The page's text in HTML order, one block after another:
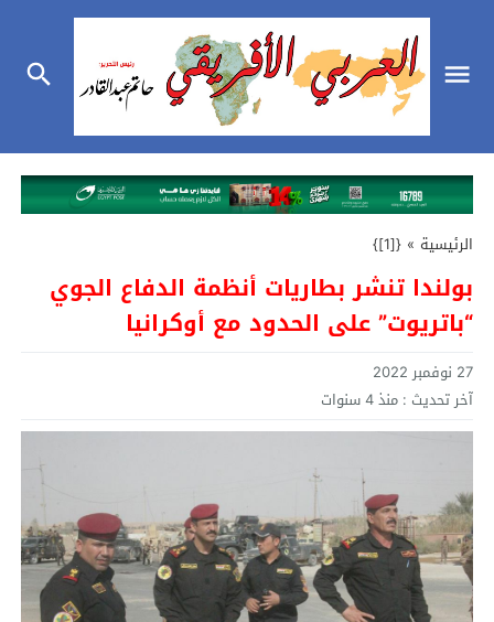
الرئيسية »
{[1]}
بولندا تنشر بطاريات أنظمة الدفاع الجوي
“باتريوت” على الحدود مع أوكرانيا
27 نوفمبر 2022
آخر تحديث : منذ 4 سنوات